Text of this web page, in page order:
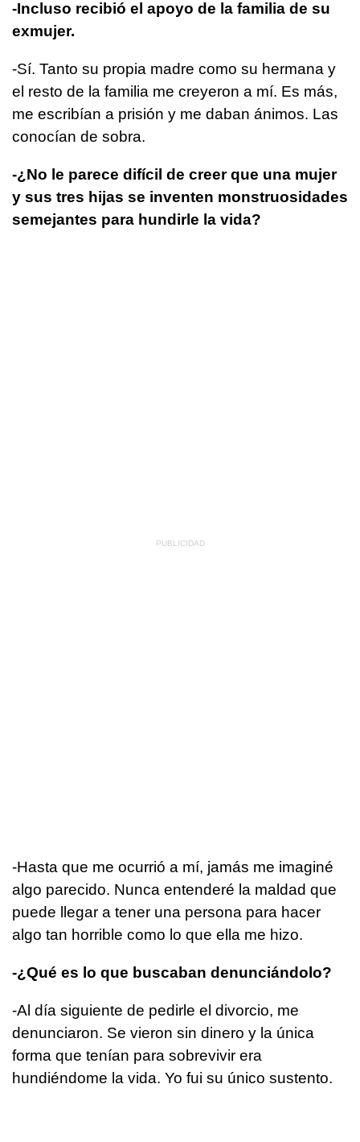
-Incluso recibió el apoyo de la familia de su
exmujer.
-Sí. Tanto su propia madre como su hermana y
el resto de la familia me creyeron a mí. Es más,
me escribían a prisión y me daban ánimos. Las
conocían de sobra.
-¿No le parece difícil de creer que una mujer
y sus tres hijas se inventen monstruosidades
semejantes para hundirle la vida?
-Hasta que me ocurrió a mí, jamás me imaginé
algo parecido. Nunca entenderé la maldad que
puede llegar a tener una persona para hacer
algo tan horrible como lo que ella me hizo.
-¿Qué es lo que buscaban denunciándolo?
-Al día siguiente de pedirle el divorcio, me
denunciaron. Se vieron sin dinero y la única
forma que tenían para sobrevivir era
hundiéndome la vida. Yo fui su único sustento.